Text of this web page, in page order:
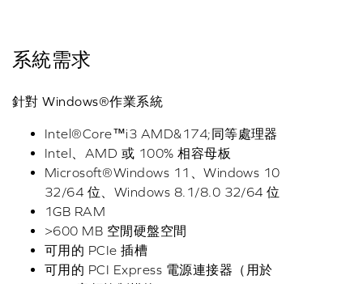
系統需求
針對 Windows®作業系統
Intel®Core™i3 AMD&174;同等處理器
Intel、AMD 或 100% 相容母板
Microsoft®Windows 11、Windows 10
32/64 位、Windows 8.1/8.0 32/64 位
1GB RAM
>600 MB 空閒硬盤空間
可用的 PCIe 插槽
可用的 PCI Express 電源連接器（用於